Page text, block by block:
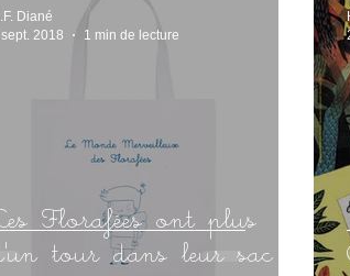
Florafées ont plus
tour dans leur sac !
Diané
2018
1 min de lecture